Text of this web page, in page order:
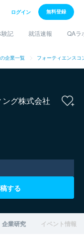
ログイン 無料登録
験記 就活速報 QAラ
企業一覧 フォーティエンスコ
グ株式会社
する
企業研究 イベント情報